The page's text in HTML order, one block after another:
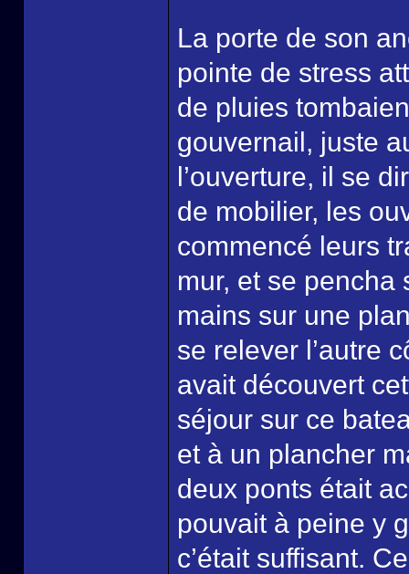
La porte de son
pointe de stress
de pluies
gouvernail, juste
l’ouverture, il se
de mobilier, les
commencé leurs
mur, et se pencha
mains sur une
se relever l’autre
avait découvert
séjour sur ce
et à un plancher
deux ponts était
pouvait à peine y
c’était suffisant.